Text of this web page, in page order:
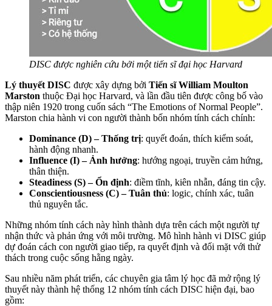
DISC được nghiên cứu bởi một tiến sĩ đại học Harvard
Lý thuyết DISC được xây dựng bởi Tiến sĩ William Moulton
Marston thuộc Đại học Harvard, và lần đầu tiên được công bố vào
thập niên 1920 trong cuốn sách “The Emotions of Normal People”.
Marston chia hành vi con người thành bốn nhóm tính cách chính:
Dominance (D) – Thống trị: quyết đoán, thích kiểm soát,
hành động nhanh.
Influence (I) – Ảnh hưởng: hướng ngoại, truyền cảm hứng,
thân thiện.
Steadiness (S) – Ổn định: điềm tĩnh, kiên nhẫn, đáng tin cậy.
Conscientiousness (C) – Tuân thủ: logic, chính xác, tuân
thủ nguyên tắc.
Những nhóm tính cách này hình thành dựa trên cách một người tự
nhận thức và phản ứng với môi trường. Mô hình hành vi DISC giúp
dự đoán cách con người giao tiếp, ra quyết định và đối mặt với thử
thách trong cuộc sống hằng ngày.
Sau nhiều năm phát triển, các chuyên gia tâm lý học đã mở rộng lý
thuyết này thành hệ thống 12 nhóm tính cách DISC hiện đại, bao
gồm: